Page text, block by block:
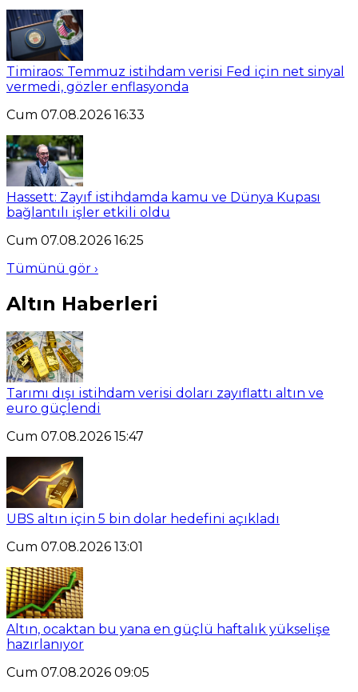
Timiraos: Temmuz istihdam verisi Fed için net sinyal
vermedi, gözler enflasyonda
Cum 07.08.2026 16:33
Hassett: Zayıf istihdamda kamu ve Dünya Kupası
bağlantılı işler etkili oldu
Cum 07.08.2026 16:25
Tümünü gör ›
Altın Haberleri
Tarımı dışı istihdam verisi doları zayıflattı altın ve
euro güçlendi
Cum 07.08.2026 15:47
UBS altın için 5 bin dolar hedefini açıkladı
Cum 07.08.2026 13:01
Altın, ocaktan bu yana en güçlü haftalık yükselişe
hazırlanıyor
Cum 07.08.2026 09:05